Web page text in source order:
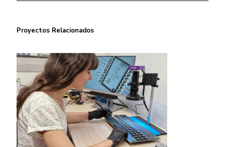
Proyectos Relacionados